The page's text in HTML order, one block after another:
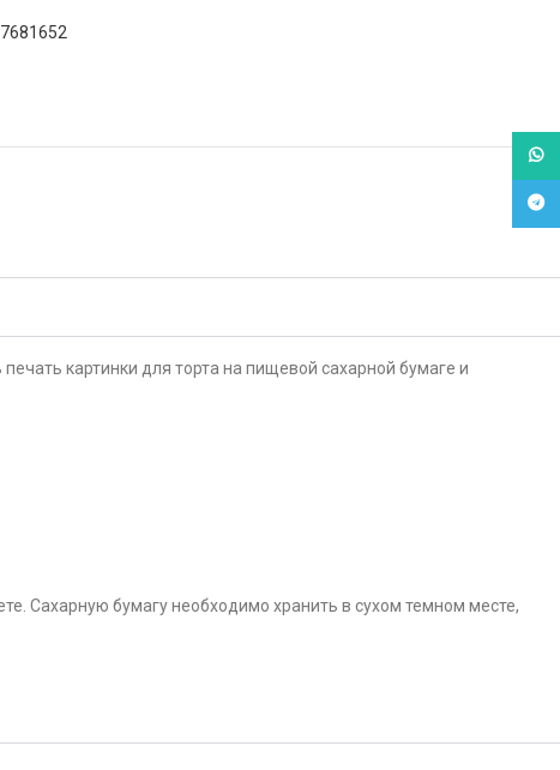
картинки для торта на пищевой сахарной бумаге и
Сахарную бумагу необходимо хранить в сухом темном месте,